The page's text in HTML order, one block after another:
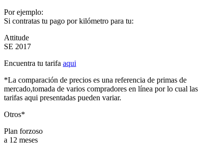
Por ejemplo:
Si contratas tu pago por kilómetro para tu:
Attitude
SE 2017
Encuentra tu tarifa aqui
*La comparación de precios es una referencia de primas de
mercado,tomada de varios compradores en línea por lo cual las
tarifas aqui presentadas pueden variar.
Otros*
Plan forzoso
a 12 meses